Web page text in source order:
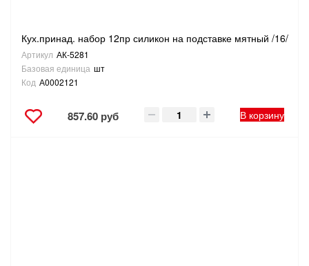
Кух.принад. набор 12пр силикон на подставке мятный /16/
Артикул АК-5281
Базовая единица шт
Код А0002121
857.60 руб В корзину